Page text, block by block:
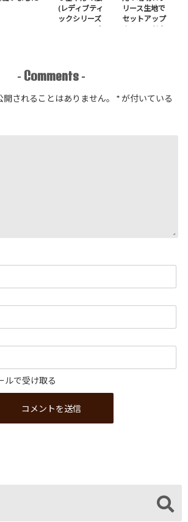
(レディブティ
ックシリーズ
no.8272) か
アップジャケ
ットを作りま
リース生地で
セットアップ
＋スヌードを1
- Comments -
されることはありません。 *が付いている
ルで受け取る